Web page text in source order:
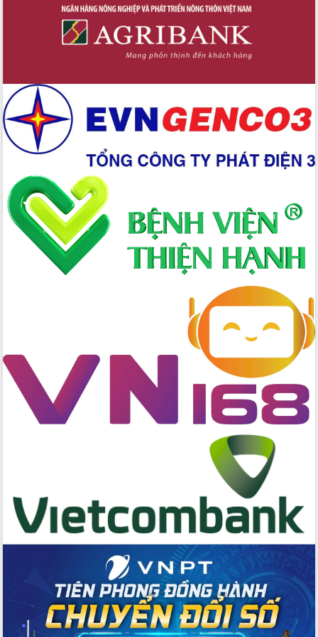
Xây dựng nền hành chính số đồng
hành cùng nông dân dân, doanh nghiệp
Giai đoạn 2026-2030, Đắk Lắk phấn
Chuyển đổi số 'mở đường' cho nông
nghiệp Đắk Lắk tăng trưởng bứt phá
Triển khai đồng bộ đo đạc, lập hồ sơ
địa chính, hoàn thiện cơ sở dữ liệu đất
đai
Ứng dụng sinh trắc học - Bước tiến
trong hành trình chuyển đổi số tại Đắk
Lắk
Đắk Lắk nâng cao hiệu quả công tác
Đảng từ Sổ tay đảng viên điện tử
Đắk Lắk đẩy mạnh nuôi biển công
nghệ, hướng tới phát triển thủy sản
Quyền của người tiêu dùng Việt Nam
Đẩy mạnh cải cách hành chính, quyết
tâm đạt được mục tiêu tăng trưởng
hai con số trong năm 2026
Nhân dân tỉnh
Bệnh án điện tử thúc đẩy chuyển đổi
số y tế tại Đắk Lắk
Chuyển đổi số thư viện: Mở rộng
không gian tri thức trong thời đại số
Đánh giá, rút kinh nghiệm công tác tổ
chức diễn tập trước ngày bầu cử
Chương trình “Gặp gỡ hữu nghị –
Friendship Meeting New Year 2026”